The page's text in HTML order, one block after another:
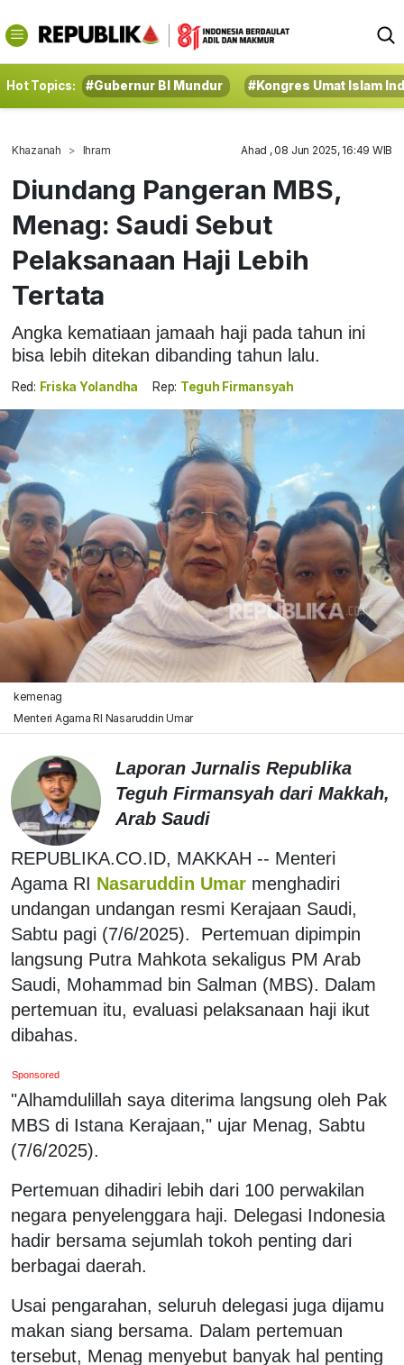
Hot Topics: #Gubernur BI Mundur #Kongres Umat Islam
Khazanah Ihram Ahad , 08 Jun 2025, 16:49 WIB
Diundang Pangeran MBS,
Menag: Saudi Sebut
Pelaksanaan Haji Lebih
Tertata
Angka kematiaan jamaah haji pada tahun ini
bisa lebih ditekan dibanding tahun lalu.
Red: Friska Yolandha Rep: Teguh Firmansyah
kemenag
Menteri Agama RI Nasaruddin Umar
Laporan Jurnalis Republika
Teguh Firmansyah dari Makkah,
Arab Saudi
REPUBLIKA.CO.ID, MAKKAH -- Menteri
Agama RI Nasaruddin Umar menghadiri
undangan undangan resmi Kerajaan Saudi,
Sabtu pagi (7/6/2025). Pertemuan dipimpin
langsung Putra Mahkota sekaligus PM Arab
Saudi, Mohammad bin Salman (MBS). Dalam
pertemuan itu, evaluasi pelaksanaan haji ikut
dibahas.
Sponsored
"Alhamdulillah saya diterima langsung oleh Pak
MBS di Istana Kerajaan," ujar Menag, Sabtu
(7/6/2025).
Pertemuan dihadiri lebih dari 100 perwakilan
negara penyelenggara haji. Delegasi Indonesia
hadir bersama sejumlah tokoh penting dari
berbagai daerah.
Usai pengarahan, seluruh delegasi juga dijamu
makan siang bersama. Dalam pertemuan
tersebut, Menag menyebut banyak hal penting